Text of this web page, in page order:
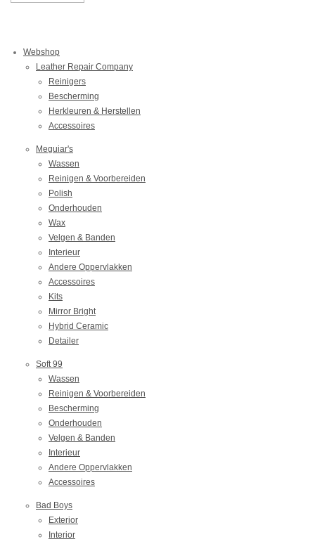
Webshop
Leather Repair Company
Reinigers
Bescherming
Herkleuren & Herstellen
Accessoires
Meguiar's
Wassen
Reinigen & Voorbereiden
Polish
Onderhouden
Wax
Velgen & Banden
Interieur
Andere Oppervlakken
Accessoires
Kits
Mirror Bright
Hybrid Ceramic
Detailer
Soft 99
Wassen
Reinigen & Voorbereiden
Bescherming
Onderhouden
Velgen & Banden
Interieur
Andere Oppervlakken
Accessoires
Bad Boys
Exterior
Interior